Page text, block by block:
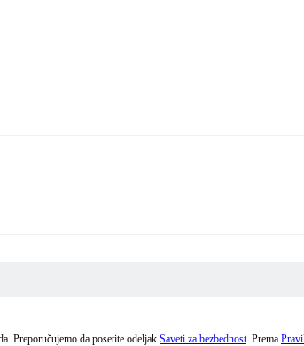
Preporučujemo da posetite odeljak Saveti za bezbednost. Prema